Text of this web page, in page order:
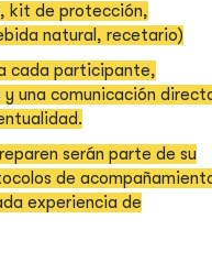
kit de protección,
natural, recetario)
cada participante,
una comunicación
serán parte de su
de
experiencia de